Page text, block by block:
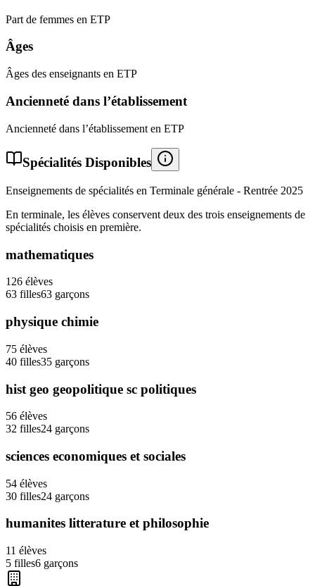
Part de femmes en ETP
Âges
Âges des enseignants en ETP
Ancienneté dans l’établissement
Ancienneté dans l’établissement en ETP
Spécialités Disponibles
Enseignements de spécialités en Terminale générale - Rentrée 2025
En terminale, les élèves conservent deux des trois enseignements de
spécialités choisis en première.
mathematiques
126 élèves
63 filles63 garçons
physique chimie
75 élèves
40 filles35 garçons
hist geo geopolitique sc politiques
56 élèves
32 filles24 garçons
sciences economiques et sociales
54 élèves
30 filles24 garçons
humanites litterature et philosophie
11 élèves
5 filles6 garçons